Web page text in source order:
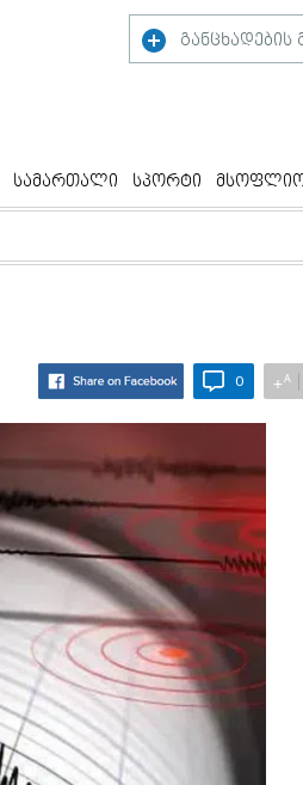
განცხადების
სამართალი სპორტი
0 +A